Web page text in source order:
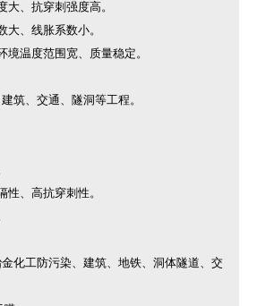
大、抗穿刺强度高。
大、线胀系数小。
温度范围宽、质量稳定。
筑、交通、隧洞等工程。
性、高抗穿刺性。
化工防污染、建筑、地铁、洞体隧道、交